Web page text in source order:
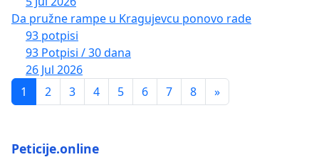
Da pružne rampe u Kragujevcu ponovo rade
93 potpisi
93 Potpisi / 30 dana
26 Jul 2026
1
2 3 4 5 6 7 8 »
Peticije.online